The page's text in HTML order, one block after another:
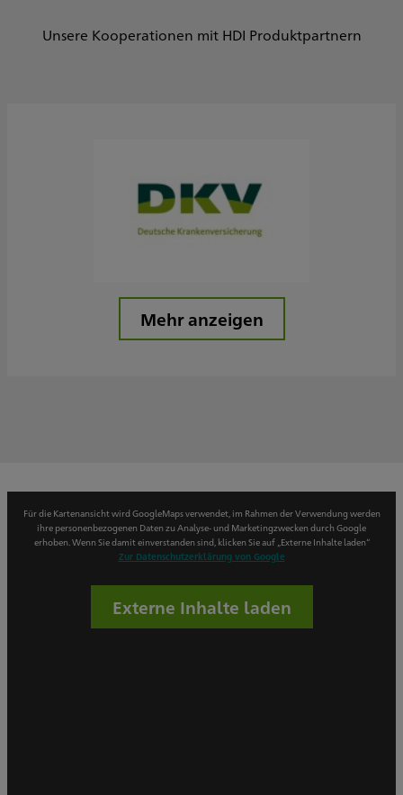
Unsere Kooperationen mit HDI Produktpartnern
Mehr anzeigen
Für die Kartenansicht wird GoogleMaps verwendet, im Rahmen der Verwendung werden
ihre personenbezogenen Daten zu Analyse- und Marketingzwecken durch Google
erhoben. Wenn Sie damit einverstanden sind, klicken Sie auf „Externe Inhalte laden“
Zur Datenschutzerklärung von Google
Externe Inhalte laden